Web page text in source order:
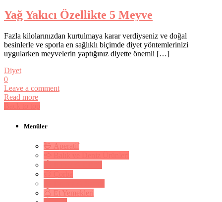
Yağ Yakıcı Özellikte 5 Meyve
Fazla kilolarınızdan kurtulmaya karar verdiyseniz ve doğal
besinlerle ve sporla en sağlıklı biçimde diyet yöntemlerinizi
uygularken meyvelerin yaptığınız diyette önemli […]
Diyet
0
Leave a comment
Read more
Menüler
Aperatif
Et Yemekleri